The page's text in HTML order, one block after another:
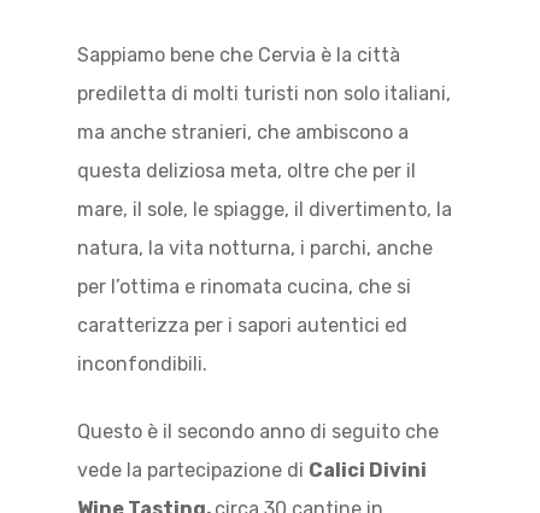
Sappiamo bene che Cervia è la città
prediletta di molti turisti non solo italiani,
ma anche stranieri, che ambiscono a
questa deliziosa meta, oltre che per il
mare, il sole, le spiagge, il divertimento, la
natura, la vita notturna, i parchi, anche
per l’ottima e rinomata cucina, che si
caratterizza per i sapori autentici ed
inconfondibili.
Questo è il secondo anno di seguito che
vede la partecipazione di Calici Divini